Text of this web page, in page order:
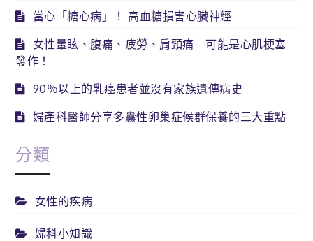
當心「糖心病」！ 高血糖損害心臟神經
女性暈眩、腹痛、疲勞、肩頸痛 可能是心肌梗塞
發作！
90％以上的乳癌患者並沒有家族遺傳病史
婦產科醫師分享多囊性卵巢症候群保養的三大重點
分類
女性的疾病
婦科小知識